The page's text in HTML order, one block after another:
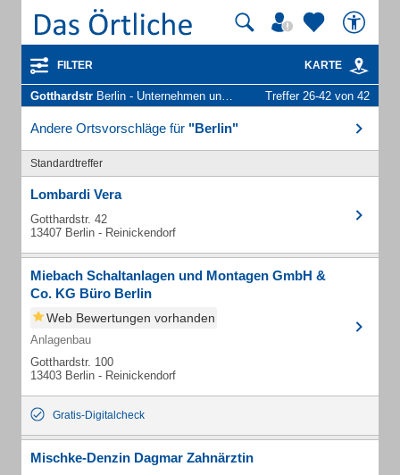
FILTER KARTE
Gotthardstr Berlin - Unternehmen und Personen Treffer 26-42 von 42
Andere Ortsvorschläge für "Berlin"
Standardtreffer
Lombardi Vera
Gotthardstr. 42
13407 Berlin - Reinickendorf
Miebach Schaltanlagen und Montagen GmbH &
Co. KG Büro Berlin
Web Bewertungen vorhanden
Anlagenbau
Gotthardstr. 100
13403 Berlin - Reinickendorf
Gratis-Digitalcheck
Mischke-Denzin Dagmar Zahnärztin